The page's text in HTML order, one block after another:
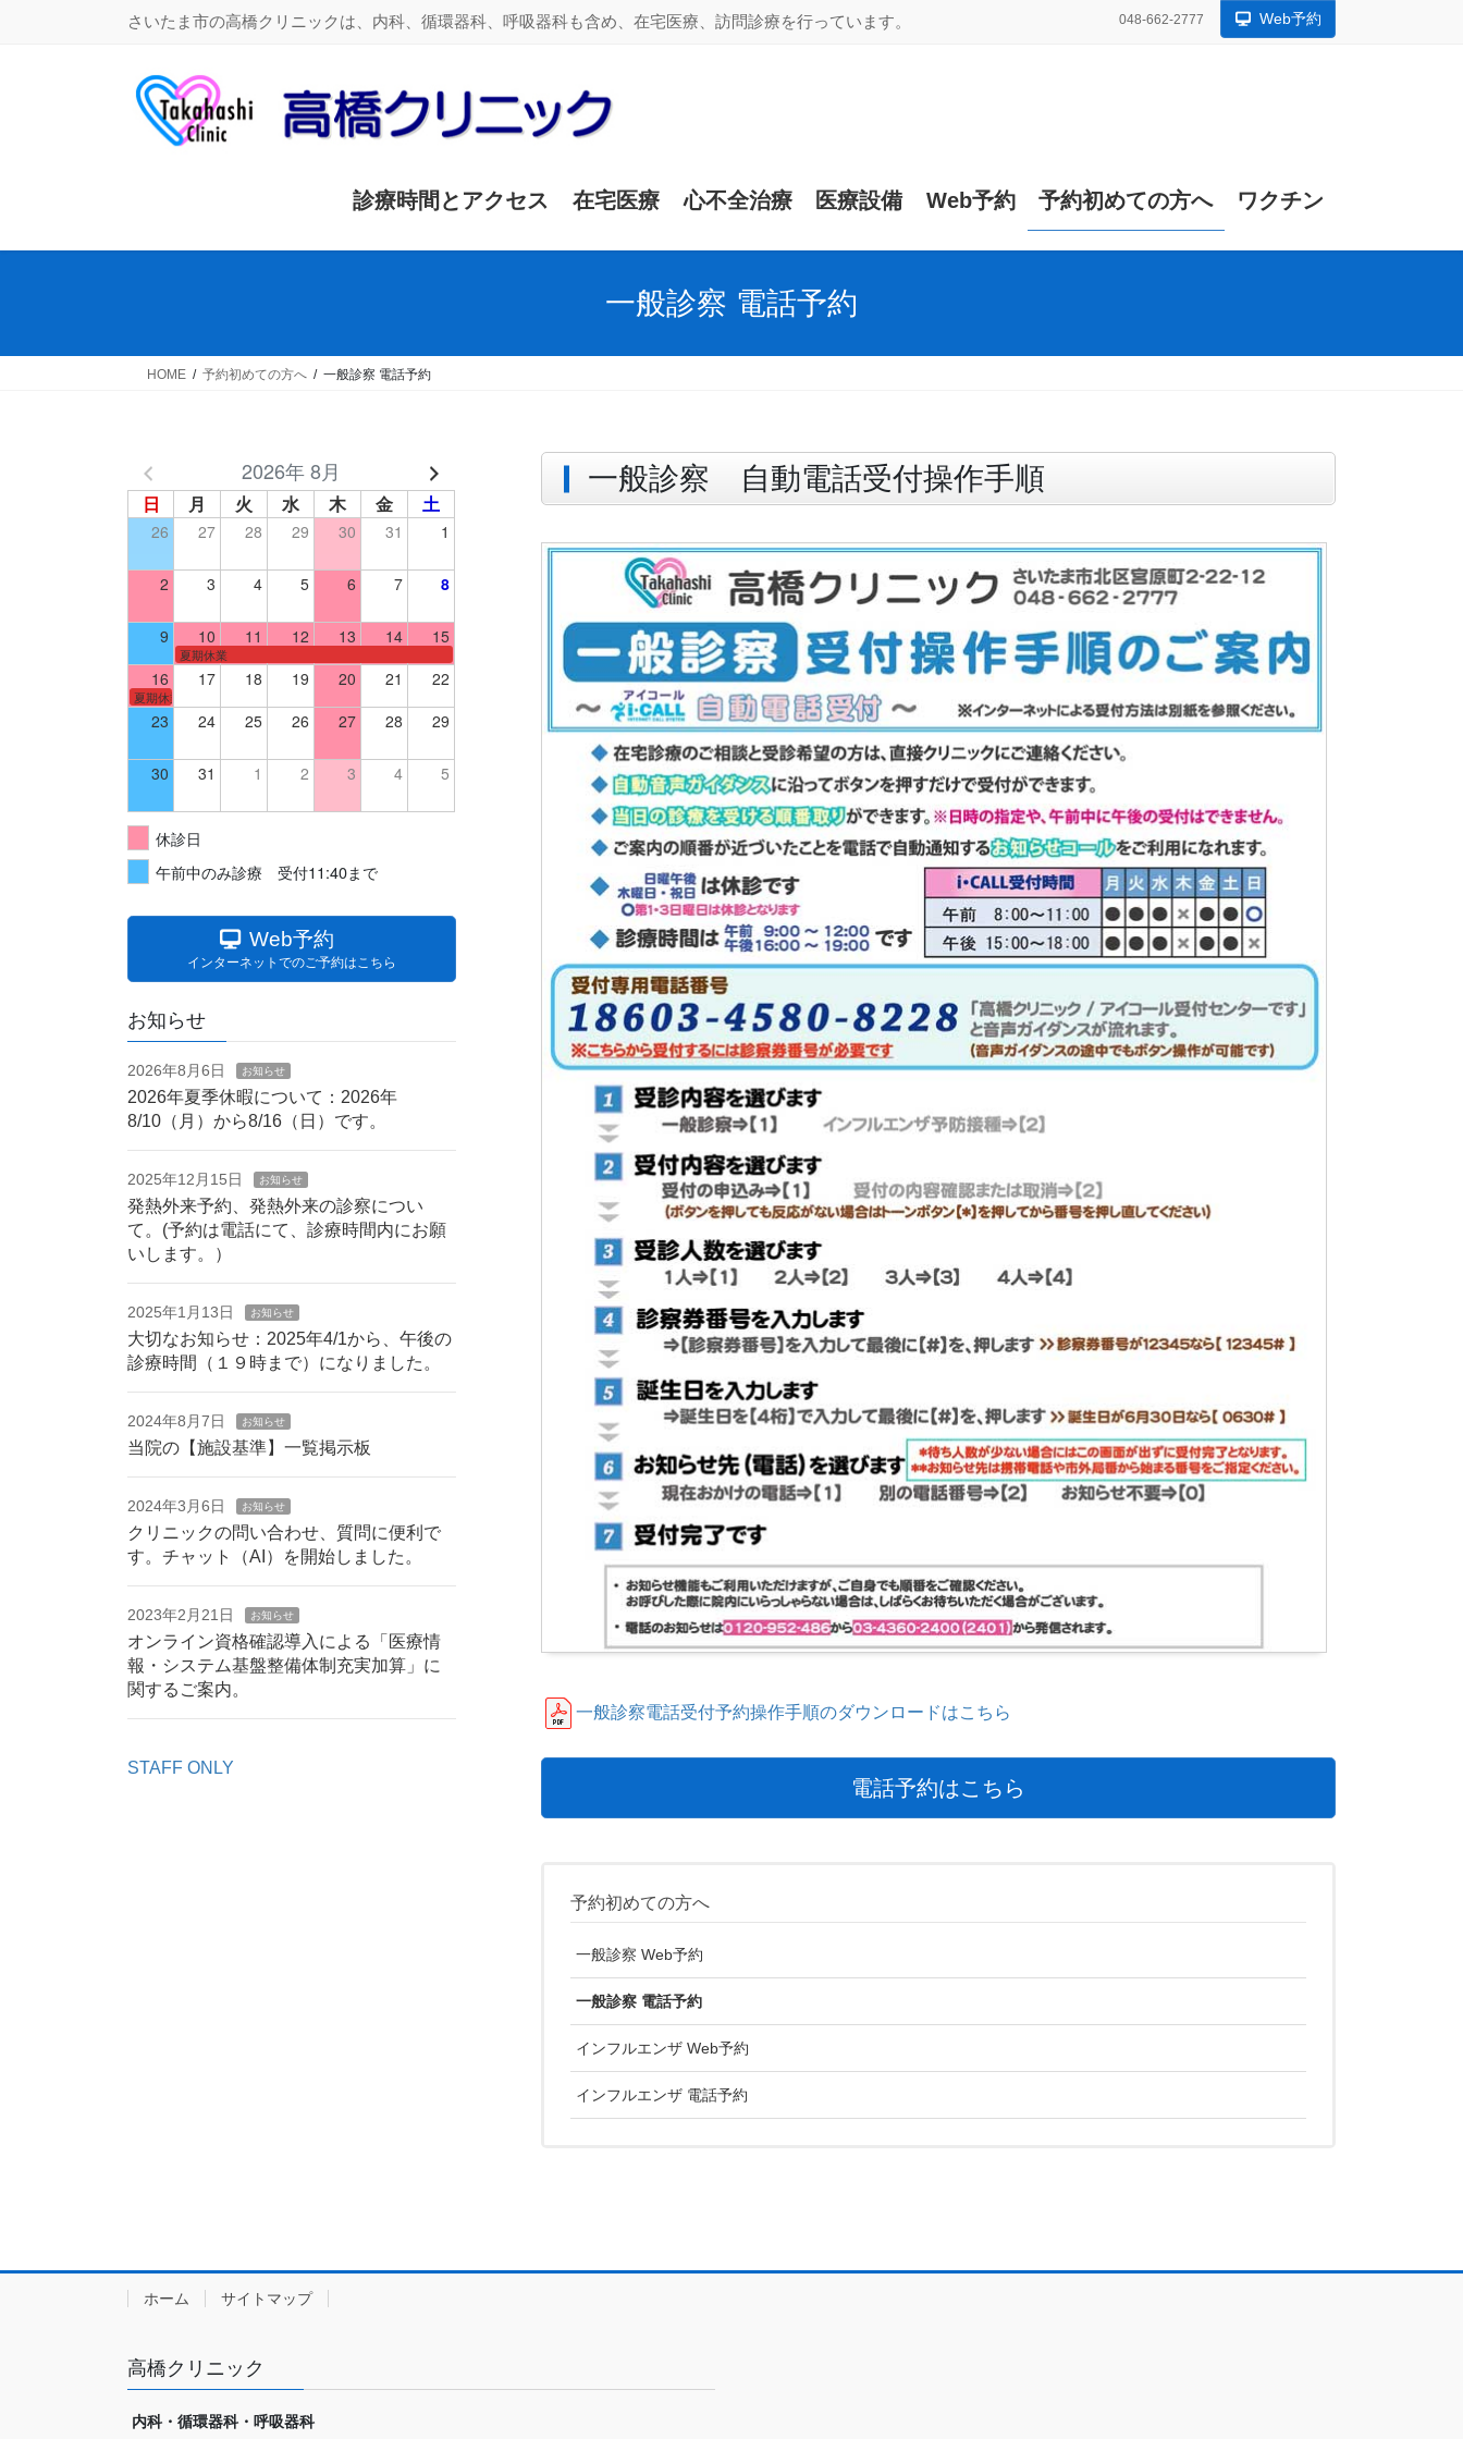
動
さいたま市の高橋クリニックは、内科、循環器科、呼吸器科も含め、在宅医療、訪問診療を行っています。 048-662-2777 Web予約
診療時間とアクセス 在宅医療 心不全治療 医療設備 Web予約 予約初めての方へ ワクチン
一般診察 電話予約
HOME 予約初めての方へ 一般診察 電話予約
一般診察 自動電話受付操作手順
一般診察電話受付予約操作手順のダウンロードはこちら
電話予約はこちら
予約初めての方へ
一般診察 Web予約
一般診察 電話予約
インフルエンザ Web予約
インフルエンザ 電話予約
2026年 8月
日 月 火 水 木 金 土
26 27 28 29 30 31 1
2 3 4 5 6 7 8
9 10 11 12 13 14 15
夏期休業
16 17 18 19 20 21 22
夏期休業
23 24 25 26 27 28 29
30 31 1 2 3 4 5
休診日
午前中のみ診療 受付11:40まで
Web予約
インターネットでのご予約はこちら
お知らせ
2026年8月6日 お知らせ
2026年夏季休暇について：2026年
8/10（月）から8/16（日）です。
2025年12月15日 お知らせ
発熱外来予約、発熱外来の診察につい
て。(予約は電話にて、診療時間内にお願
いします。）
2025年1月13日 お知らせ
大切なお知らせ：2025年4/1から、午後の
診療時間（１９時まで）になりました。
2024年8月7日 お知らせ
当院の【施設基準】一覧掲示板
2024年3月6日 お知らせ
クリニックの問い合わせ、質問に便利で
す。チャット（AI）を開始しました。
2023年2月21日 お知らせ
オンライン資格確認導入による「医療情
報・システム基盤整備体制充実加算」に
関するご案内。
STAFF ONLY
ホーム サイトマップ
高橋クリニック
内科・循環器科・呼吸器科